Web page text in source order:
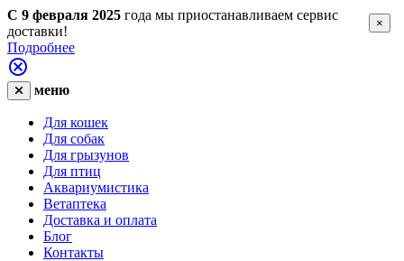
С 9 февраля 2025 года мы приостанавливаем сервис
доставки!
Подробнее
меню
Для кошек
Для собак
Для грызунов
Для птиц
Аквариумистика
Ветаптека
Доставка и оплата
Блог
Контакты
×